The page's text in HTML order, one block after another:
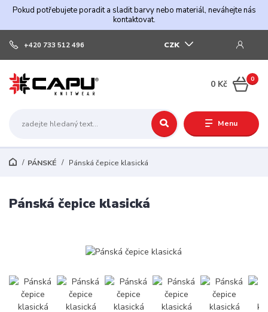
Pokud potřebujete poradit a sladit barvy nebo materiál, neváhejte nás
kontaktovat.
Menu
CZK
+420 733 512 496
0
0 Kč
PÁNSKÉ Pánská čepice klasická
Pánská čepice klasická